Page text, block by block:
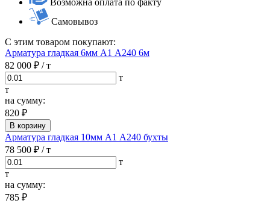
Самовывоз
С этим товаром покупают:
Арматура гладкая 6мм А1 А240 6м
82 000 ₽ / т
т
т
на сумму:
820 ₽
В корзину
Арматура гладкая 10мм А1 А240 бухты
78 500 ₽ / т
т
т
на сумму:
785 ₽